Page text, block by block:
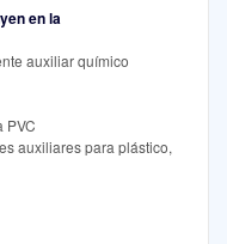
en la
auxiliar químico
PVC
auxiliares para plástico,